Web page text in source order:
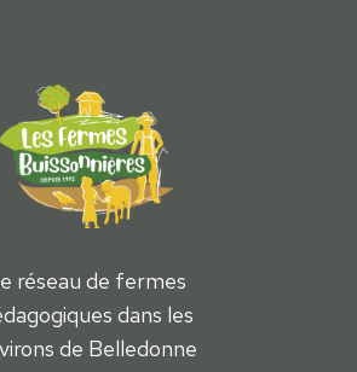
réseau de fermes
dans les
de Belledonne